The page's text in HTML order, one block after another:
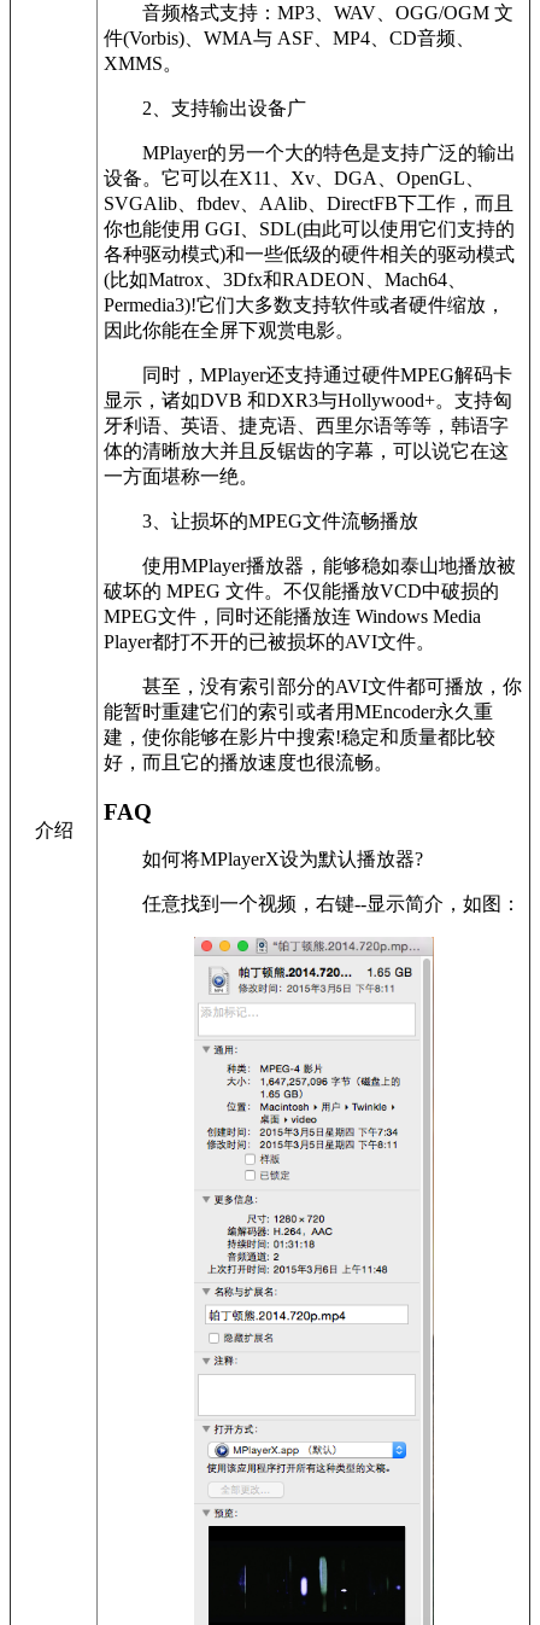
介绍
音频格式支持：MP3、WAV、OGG/OGM 文
件(Vorbis)、WMA与 ASF、MP4、CD音频、
XMMS。
2、支持输出设备广
MPlayer的另一个大的特色是支持广泛的输出
设备。它可以在X11、Xv、DGA、OpenGL、
SVGAlib、fbdev、AAlib、DirectFB下工作，而且
你也能使用 GGI、SDL(由此可以使用它们支持的
各种驱动模式)和一些低级的硬件相关的驱动模式
(比如Matrox、3Dfx和RADEON、Mach64、
Permedia3)!它们大多数支持软件或者硬件缩放，
因此你能在全屏下观赏电影。
同时，MPlayer还支持通过硬件MPEG解码卡
显示，诸如DVB 和DXR3与Hollywood+。支持匈
牙利语、英语、捷克语、西里尔语等等，韩语字
体的清晰放大并且反锯齿的字幕，可以说它在这
一方面堪称一绝。
3、让损坏的MPEG文件流畅播放
使用MPlayer播放器，能够稳如泰山地播放被
破坏的 MPEG 文件。不仅能播放VCD中破损的
MPEG文件，同时还能播放连 Windows Media
Player都打不开的已被损坏的AVI文件。
甚至，没有索引部分的AVI文件都可播放，你
能暂时重建它们的索引或者用MEncoder永久重
建，使你能够在影片中搜索!稳定和质量都比较
好，而且它的播放速度也很流畅。
FAQ
如何将MPlayerX设为默认播放器?
任意找到一个视频，右键--显示简介，如图：